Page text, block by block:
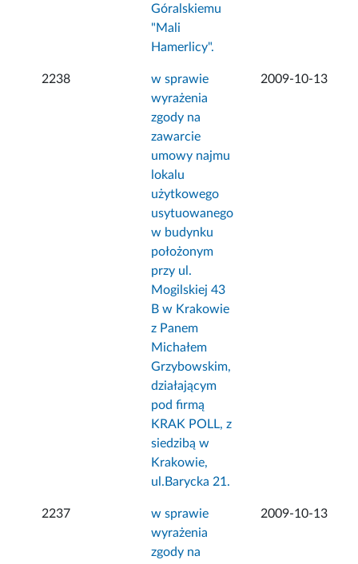
Góralskiemu
"Mali
Hamerlicy".
2238
w sprawie
wyrażenia
zgody na
zawarcie
umowy najmu
lokalu
użytkowego
usytuowanego
w budynku
położonym
przy ul.
Mogilskiej 43
B w Krakowie
z Panem
Michałem
Grzybowskim,
działającym
pod firmą
KRAK POLL, z
siedzibą w
Krakowie,
ul.Barycka 21.
2009-10-13
2237
w sprawie
wyrażenia
zgody na
2009-10-13